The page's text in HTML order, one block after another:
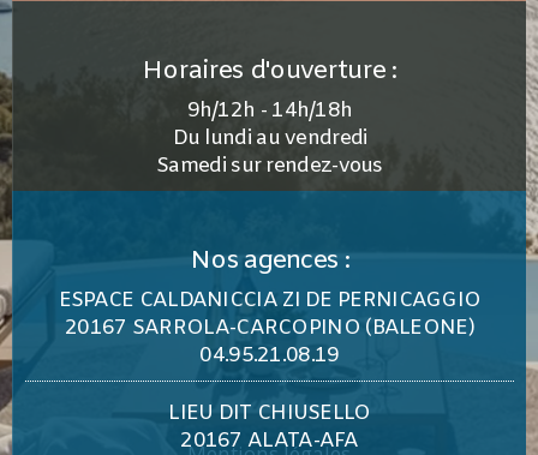
Horaires d'ouverture :
9h/12h - 14h/18h
Du lundi au vendredi
Samedi sur rendez-vous
Nos agences :
ESPACE CALDANICCIA ZI DE PERNICAGGIO
20167 SARROLA-CARCOPINO (BALEONE)
04.95.21.08.19
LIEU DIT CHIUSELLO
20167 ALATA-AFA